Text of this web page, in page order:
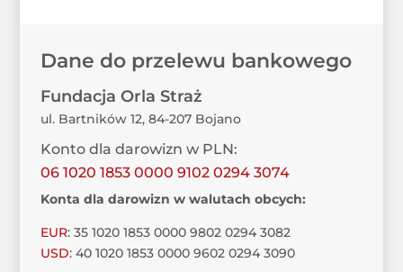
Dane do przelewu bankowego
Fundacja Orla Straż
ul. Bartników 12, 84-207 Bojano
Konto dla darowizn w PLN:
06 1020 1853 0000 9102 0294 3074
Konta dla darowizn w walutach obcych:
EUR: 35 1020 1853 0000 9802 0294 3082
USD: 40 1020 1853 0000 9602 0294 3090